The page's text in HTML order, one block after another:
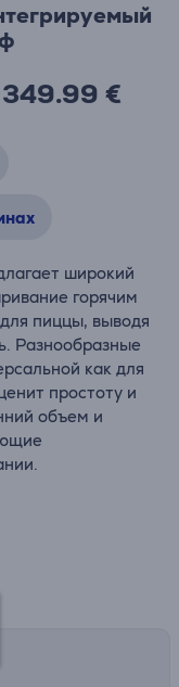
349.99 €
широкий
горячим
пиццы, выводя
Разнообразные
как для
простоту и
объем и